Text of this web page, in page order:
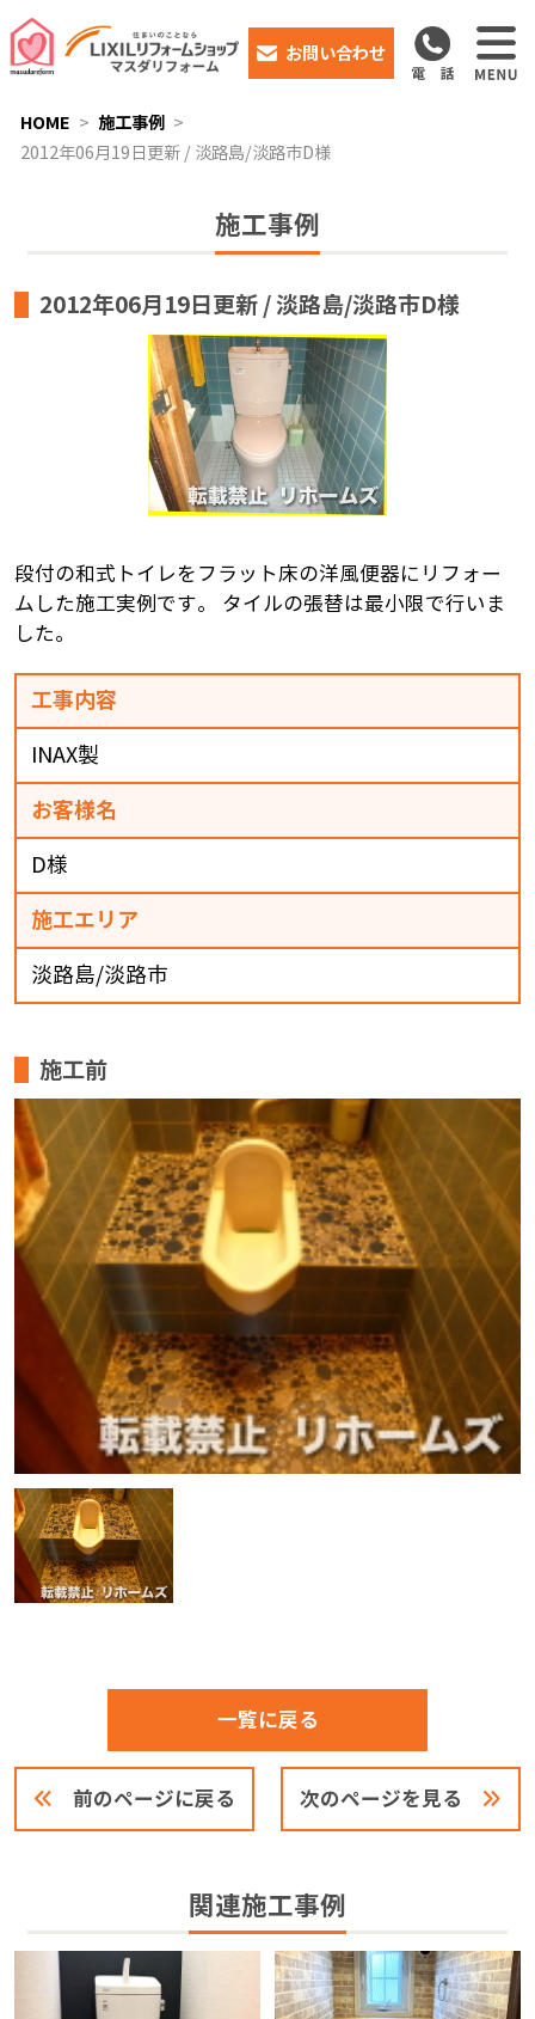
お問い合わせ
HOME
施工事例
2012年06月19日更新 / 淡路島/淡路市D様
施工事例
2012年06月19日更新 / 淡路島/淡路市D様
段付の和式トイレをフラット床の洋風便器にリフォー
ムした施工実例です。 タイルの張替は最小限で行いま
した。
工事内容
INAX製
お客様名
D様
施工エリア
淡路島/淡路市
施工前
前のページに戻る
一覧に戻る
次のページを見る
関連施工事例